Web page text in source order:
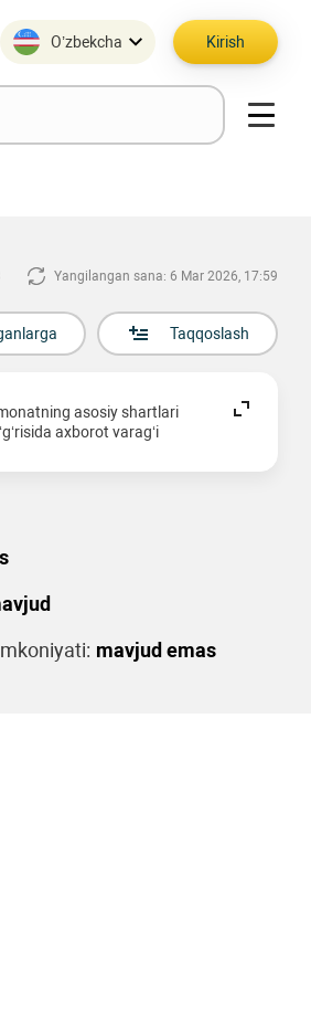
O’zbekcha Kirish
Yangilangan sana: 6 Mar 2026, 17:59
Taqqoslash
mavjud emas
asosiy shartlari
axborot varag‘i